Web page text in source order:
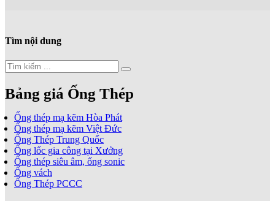
Tìm nội dung
Bảng giá Ống Thép
Ống thép mạ kẽm Hòa Phát
Ống thép mạ kẽm Việt Đức
Ống Thép Trung Quốc
Ống lốc gia công tại Xưởng
Ống thép siêu âm, ống sonic
Ống vách
Ống Thép PCCC